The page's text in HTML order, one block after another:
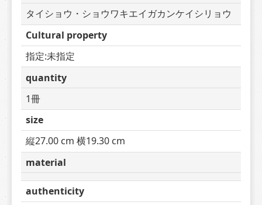
タイショウ・ショウワキエイガカンケイシリョウ
Cultural property
指定:未指定
quantity
1冊
size
縦27.00 cm 横19.30 cm
material
authenticity